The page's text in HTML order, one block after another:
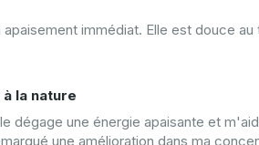
immédiat. Elle est douce au
la nature
dégage une énergie apaisante et
une amélioration dans ma